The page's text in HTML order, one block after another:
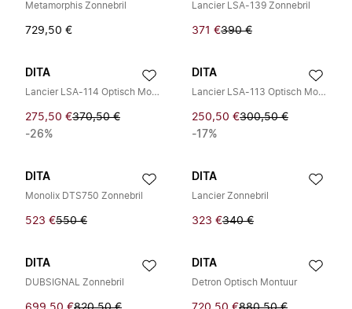
Metamorphis Zonnebril
729,50 €
Lancier LSA-139 Zonnebril
371 €390 €
DITA
Lancier LSA-114 Optisch Montuur
275,50 €370,50 €
-26%
DITA
Lancier LSA-113 Optisch Montuur
250,50 €300,50 €
-17%
DITA
Monolix DTS750 Zonnebril
523 €550 €
DITA
Lancier Zonnebril
323 €340 €
DITA
DUBSIGNAL Zonnebril
DITA
Detron Optisch Montuur